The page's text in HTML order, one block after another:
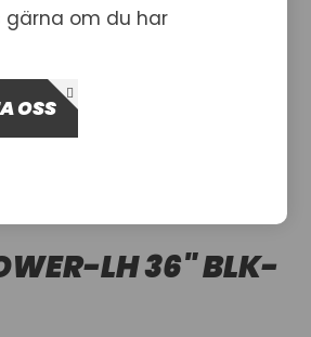
LH 36" BLK-
gärna om du har
OSS